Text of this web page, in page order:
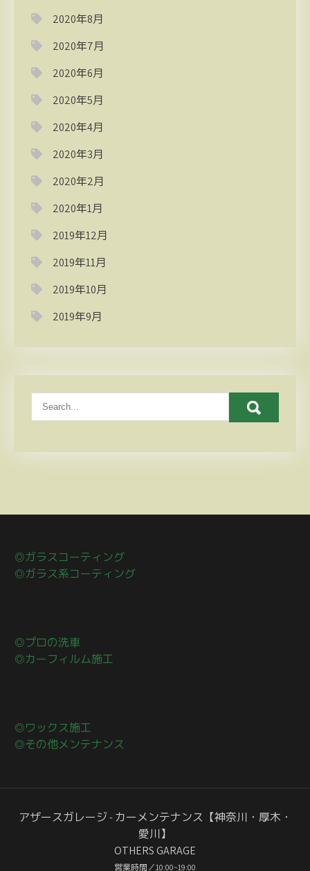
2020年8月
2020年7月
2020年6月
2020年5月
2020年4月
2020年3月
2020年2月
2020年1月
2019年12月
2019年11月
2019年10月
2019年9月
◎ガラスコーティング
◎ガラス系コーティング
◎プロの洗車
◎カーフィルム施工
◎ワックス施工
◎その他メンテナンス
アザースガレージ - カーメンテナンス【神奈川・厚木・
愛川】
OTHERS GARAGE
営業時間／10:00~19:00